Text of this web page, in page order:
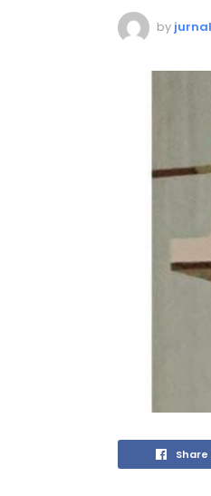
by